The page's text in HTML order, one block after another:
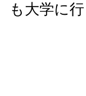
も大学に行